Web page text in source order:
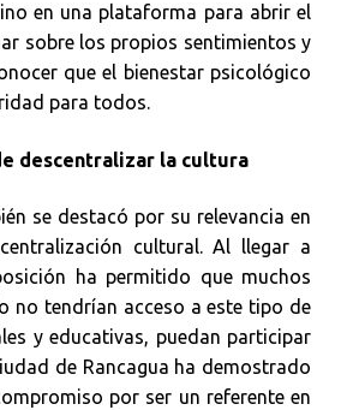
en una plataforma para abrir el
sobre los propios sentimientos y
que el bienestar psicológico
para todos.
descentralizar la cultura
se destacó por su relevancia en
cultural. Al llegar a
ha permitido que muchos
no tendrían acceso a este tipo de
y educativas, puedan participar
de Rancagua ha demostrado
por ser un referente en